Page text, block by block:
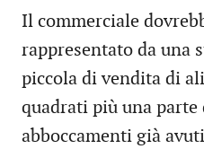
Il commerciale
rappresentato da una
piccola di vendita di
quadrati più una
abboccamenti già